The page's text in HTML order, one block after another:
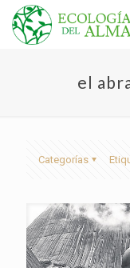
el
Categorías